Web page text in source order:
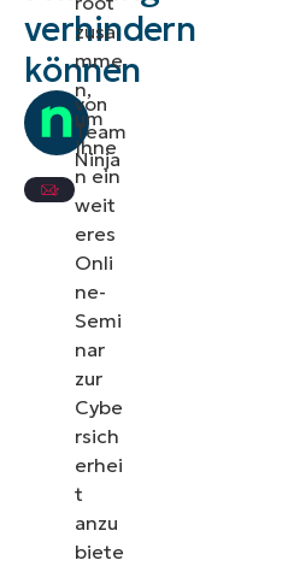
verhindern
können
von
Team
Ninja
zusa
mme
n,
um
Ihne
n ein
weit
eres
Onli
ne-
Semi
nar
zur
Cybe
rsich
erhei
t
anzu
biete